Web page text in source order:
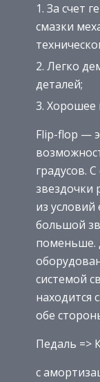
За счет
смазки
Легко
деталей;
Хорошее
Flip-flop —
градусов.
звездочки
из
большой
поменьше.
системой
находится
обе
Педаль =>
с